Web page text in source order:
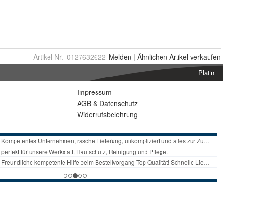
Artikel Nr.: 0127632622 Melden | Ähnlichen Artikel verkaufen
Platin
Impressum
AGB & Datenschutz
Widerrufsbelehrung